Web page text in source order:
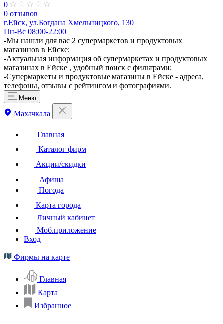
0
0 отзывов
г.Ейск, ул.Богдана Хмельницкого, 130
Пн-Вс 08:00-22:00
​-Мы нашли для вас 2 супермаркетов и продуктовых
магазинов в Ейске;
-Актуальная информация об супермаркетах и продуктовых
магазинах в Ейске , удобный поиск с фильтрами;
-Супермаркеты и продуктовые магазины в Ейске - адреса,
телефоны, отзывы с рейтингом и фотографиями.
Меню
Махачкала
Главная
Каталог фирм
Акции/скидки
Афиша
Погода
Карта города
Личный кабинет
Моб.приложение
Вход
Фирмы на карте
Главная
Карта
Избранное